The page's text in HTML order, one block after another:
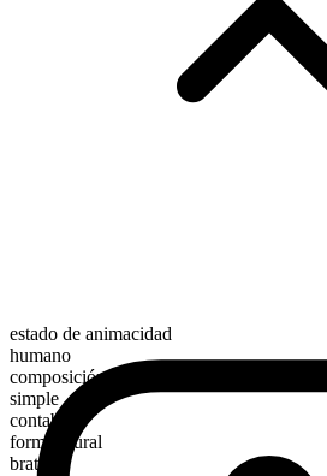
estado de animacidad
humano
composición morfológica
simple
contable
forma plural
brats